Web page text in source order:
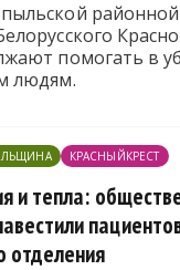
районной
помогать в
людям.
КРАСНЫЙКРЕСТ
и тепла:
отделения